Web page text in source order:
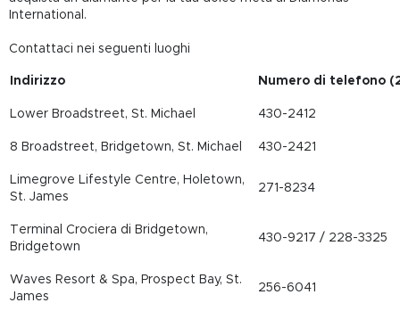
International.
Contattaci nei seguenti luoghi
Indirizzo Numero di telefono
Lower Broadstreet, St. Michael 430-2412
8 Broadstreet, Bridgetown, St. Michael 430-2421
Limegrove Lifestyle Centre, Holetown,
St. James
271-8234
Terminal Crociera di Bridgetown,
Bridgetown
430-9217 / 228-3325
Waves Resort & Spa, Prospect Bay, St.
James
256-6041